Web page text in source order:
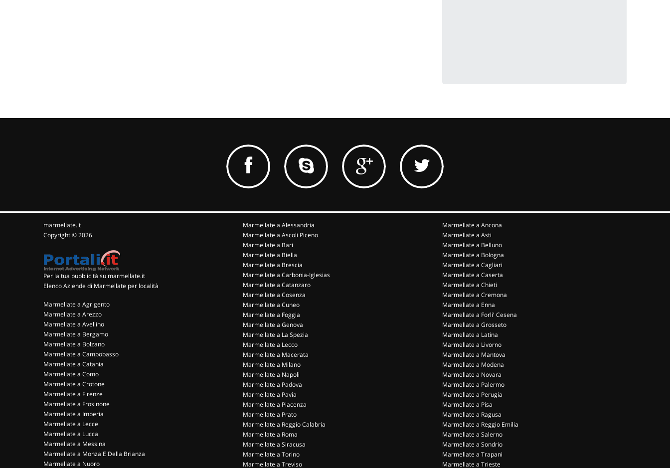
marmellate.it
Copyright © 2026
Per la tua pubblicità su marmellate.it
Elenco Aziende di Marmellate per località
Marmellate a Agrigento
Marmellate a Arezzo
Marmellate a Avellino
Marmellate a Bergamo
Marmellate a Bolzano
Marmellate a Campobasso
Marmellate a Catania
Marmellate a Como
Marmellate a Crotone
Marmellate a Firenze
Marmellate a Frosinone
Marmellate a Imperia
Marmellate a Lecce
Marmellate a Lucca
Marmellate a Messina
Marmellate a Monza E Della Brianza
Marmellate a Nuoro
Marmellate a Alessandria
Marmellate a Ascoli Piceno
Marmellate a Bari
Marmellate a Biella
Marmellate a Brescia
Marmellate a Carbonia-Iglesias
Marmellate a Catanzaro
Marmellate a Cosenza
Marmellate a Cuneo
Marmellate a Foggia
Marmellate a Genova
Marmellate a La Spezia
Marmellate a Lecco
Marmellate a Macerata
Marmellate a Milano
Marmellate a Napoli
Marmellate a Padova
Marmellate a Pavia
Marmellate a Piacenza
Marmellate a Prato
Marmellate a Reggio Calabria
Marmellate a Roma
Marmellate a Siracusa
Marmellate a Torino
Marmellate a Treviso
Marmellate a Ancona
Marmellate a Asti
Marmellate a Belluno
Marmellate a Bologna
Marmellate a Cagliari
Marmellate a Caserta
Marmellate a Chieti
Marmellate a Cremona
Marmellate a Enna
Marmellate a Forli' Cesena
Marmellate a Grosseto
Marmellate a Latina
Marmellate a Livorno
Marmellate a Mantova
Marmellate a Modena
Marmellate a Novara
Marmellate a Palermo
Marmellate a Perugia
Marmellate a Pisa
Marmellate a Ragusa
Marmellate a Reggio Emilia
Marmellate a Salerno
Marmellate a Sondrio
Marmellate a Trapani
Marmellate a Trieste